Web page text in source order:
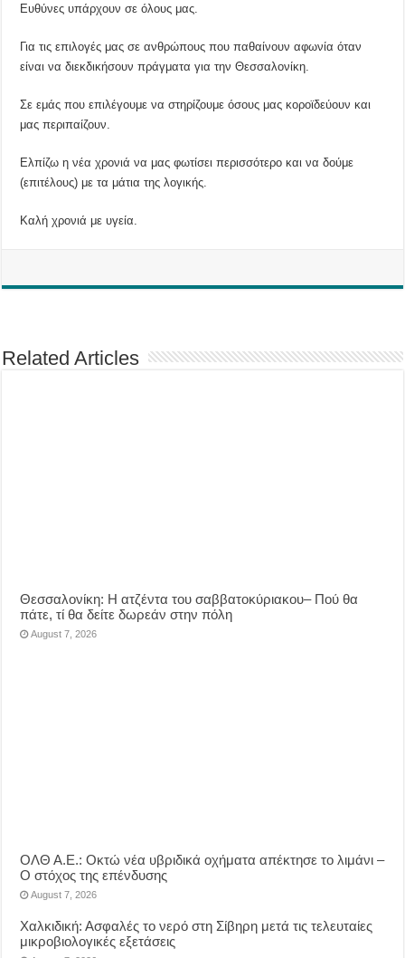
Ευθύνες υπάρχουν σε όλους μας.
Για τις επιλογές μας σε ανθρώπους που παθαίνουν αφωνία όταν
είναι να διεκδικήσουν πράγματα για την Θεσσαλονίκη.
Σε εμάς που επιλέγουμε να στηρίζουμε όσους μας κοροϊδεύουν και
μας περιπαίζουν.
Ελπίζω η νέα χρονιά να μας φωτίσει περισσότερο και να δούμε
(επιτέλους) με τα μάτια της λογικής.
Καλή χρονιά με υγεία.
Related Articles
Θεσσαλονίκη: Η ατζέντα του σαββατοκύριακου– Πού θα
πάτε, τί θα δείτε δωρεάν στην πόλη
August 7, 2026
ΟΛΘ Α.Ε.: Οκτώ νέα υβριδικά οχήματα απέκτησε το λιμάνι –
Ο στόχος της επένδυσης
August 7, 2026
Χαλκιδική: Ασφαλές το νερό στη Σίβηρη μετά τις τελευταίες
μικροβιολογικές εξετάσεις